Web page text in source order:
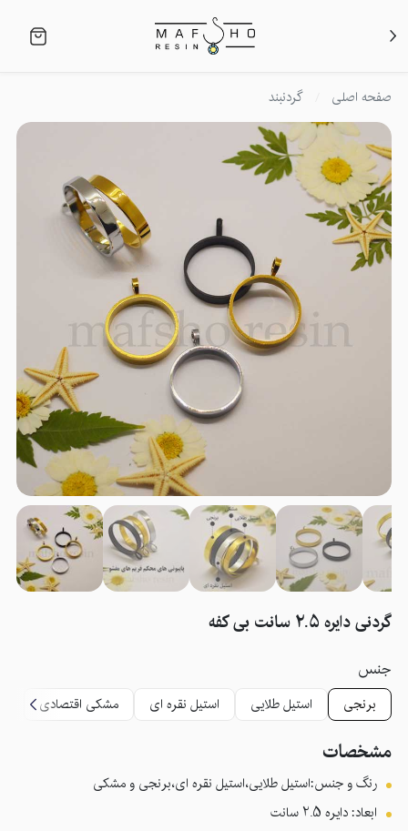
صفحه اصلی گردنبند
گردنی دایره 2.5 سانت بی کفه
جنس
برنجی استیل طلایی استیل نقره ای مشکی اقتصادی
مشخصات
رنگ و جنس:استیل طلایی،استیل نقره ای،برنجی و مشکی
ابعاد: دایره 2.5 سانت